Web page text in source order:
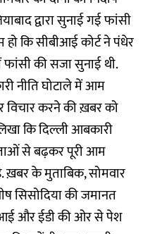
द्वारा सुनाई गई फांसी
हो कि सीबीआई कोर्ट ने पंधेर
की सजा सुनाई थी.
नीति घोटाले में आम
विचार करने की ख़बर को
कि दिल्ली आबकारी
से बढ़कर पूरी आम
ख़बर के मुताबिक, सोमवार
सिसोदिया की जमानत
और ईडी की ओर से पेश